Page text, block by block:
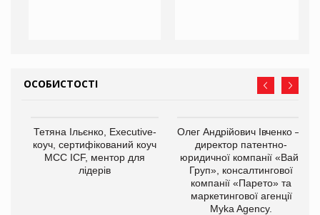
ОСОБИСТОСТІ
Тетяна Ільєнко, Executive-
коуч, сертифікований коуч
МСС ICF, ментор для
лідерів
Олег Андрійович Івченко —
директор патентно-
юридичної компанії «Вайз
Груп», консалтингової
компанії «Парето» та
маркетингової агенції
Myka Agency.